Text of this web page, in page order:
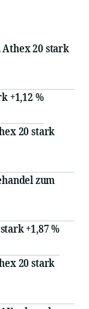
Athex 20 stark
+1,12 %
20 stark
zum
+1,87 %
20 stark